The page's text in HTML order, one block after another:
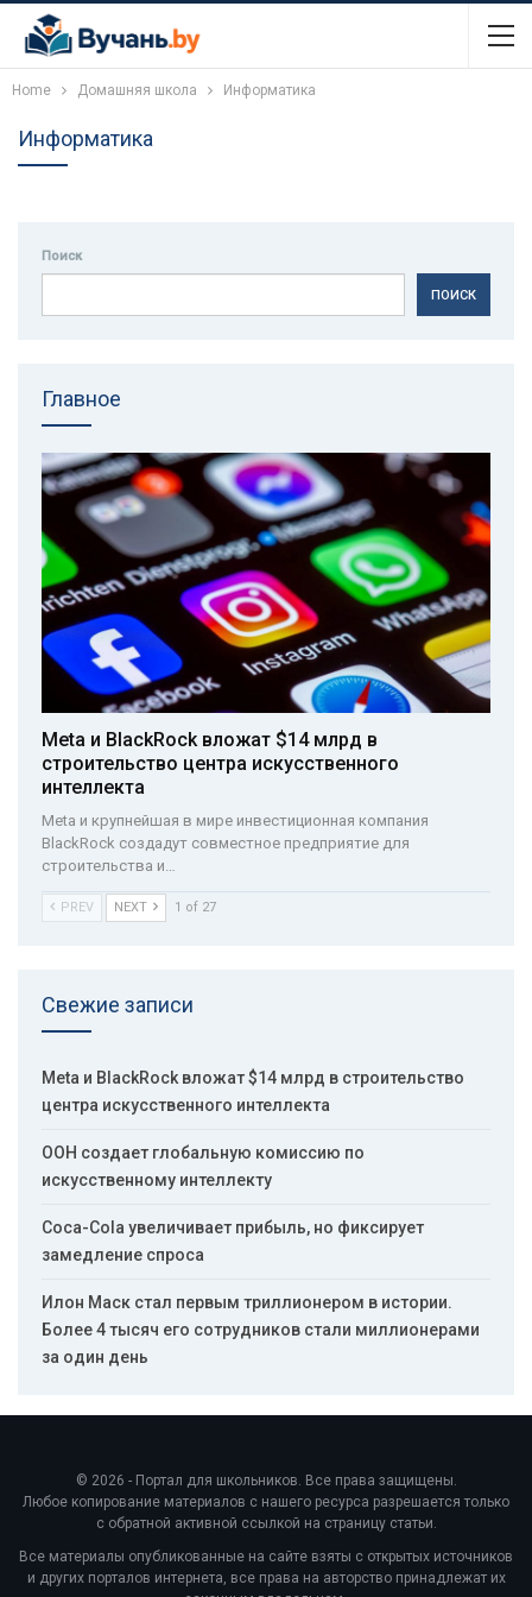
Home Домашняя школа Информатика
Информатика
Поиск
ПОИСК
Главное
Meta и BlackRock вложат $14 млрд в
строительство центра искусственного
интеллекта
Meta и крупнейшая в мире инвестиционная компания
BlackRock создадут совместное предприятие для
строительства и…
PREV NEXT 1 of 27
Свежие записи
Meta и BlackRock вложат $14 млрд в строительство
центра искусственного интеллекта
ООН создает глобальную комиссию по
искусственному интеллекту
Coca-Cola увеличивает прибыль, но фиксирует
замедление спроса
Илон Маск стал первым триллионером в истории.
Более 4 тысяч его сотрудников стали миллионерами
за один день
© 2026 - Портал для школьников. Все права защищены.
Любое копирование материалов с нашего ресурса разрешается только
с обратной активной ссылкой на страницу статьи.
Все материалы опубликованные на сайте взяты с открытых источников
и других порталов интернета, все права на авторство принадлежат их